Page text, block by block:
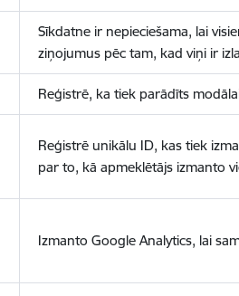
Sīkdatne ir nepieciešama, lai
ziņojumus pēc tam, kad viņi ir
Reģistrē, ka tiek parādīts
Reģistrē unikālu ID, kas tiek
par to, kā apmeklētājs izmanto
Izmanto Google Analytics, lai